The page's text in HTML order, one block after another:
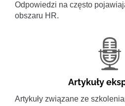
Odpowiedzi na często
obszaru HR.
Artykuły
Artykuły związane ze